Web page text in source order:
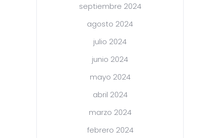
septiembre 2024
agosto 2024
julio 2024
junio 2024
mayo 2024
abril 2024
marzo 2024
febrero 2024